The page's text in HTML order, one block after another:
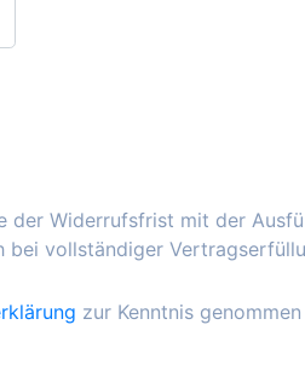
der Widerrufsfrist mit der
bei vollständiger
zur Kenntnis genommen